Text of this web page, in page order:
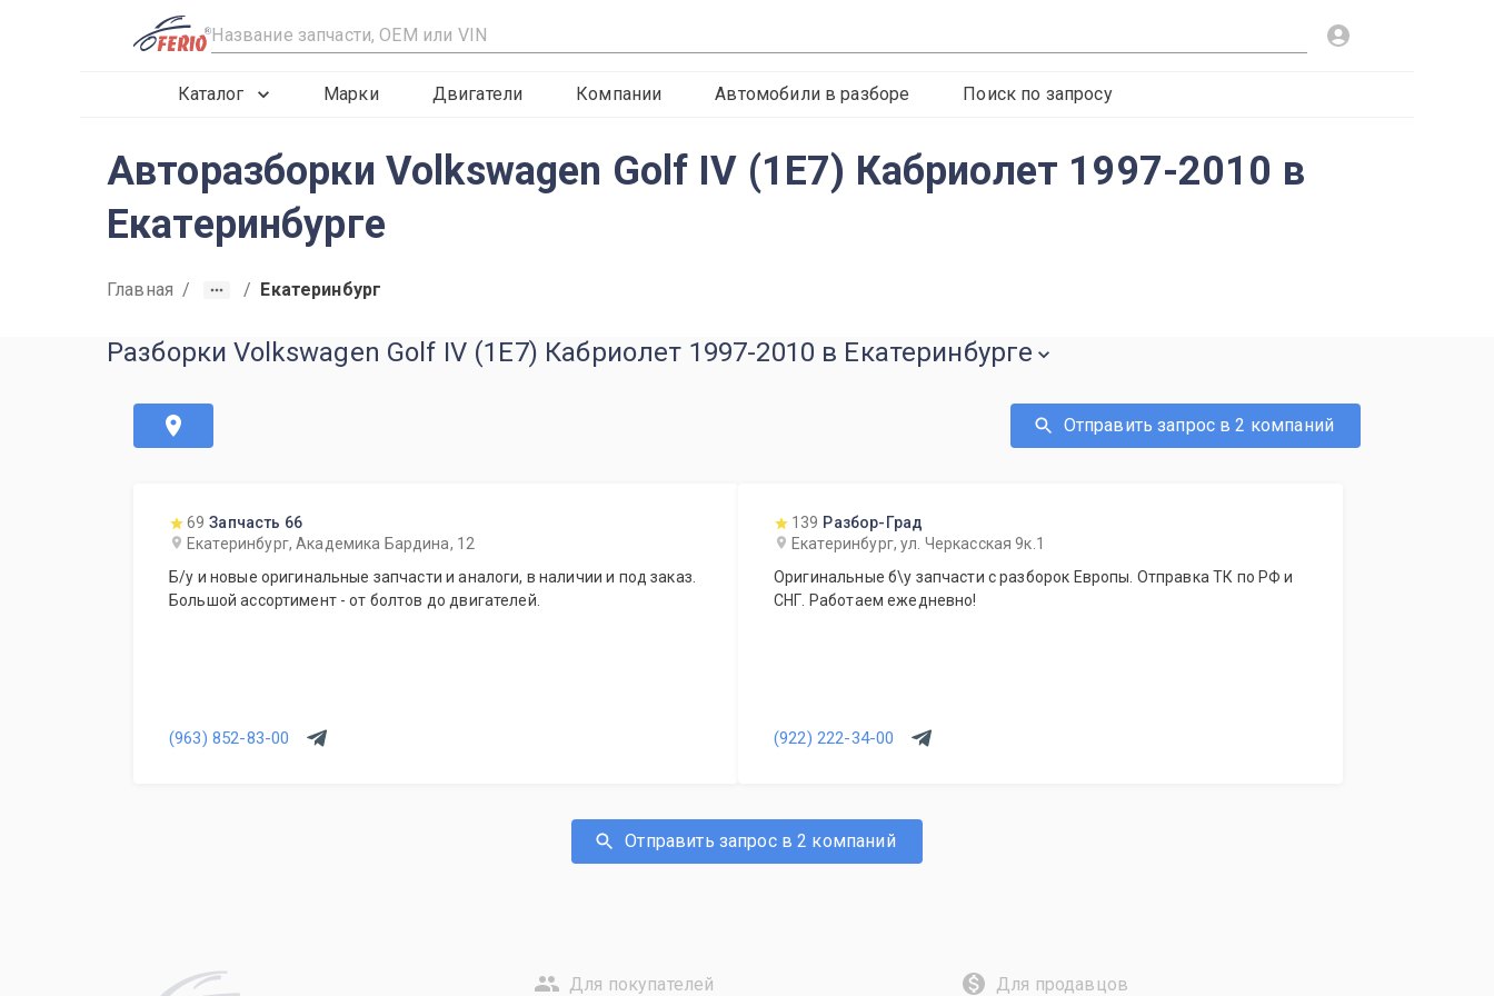
R
Каталог Марки Двигатели Компании Автомобили в разборе Поиск по запросу
Авторазборки Volkswagen Golf IV (1E7) Кабриолет 1997-2010 в
Екатеринбурге
Главная / / Екатеринбург
Разборки Volkswagen Golf IV (1E7) Кабриолет 1997-2010 в Екатеринбурге
Отправить запрос в 2 компаний
69 Запчасть 66
Екатеринбург, Академика Бардина, 12
Б/у и новые оригинальные запчасти и аналоги, в наличии и под заказ.
Большой ассортимент - от болтов до двигателей.
(963) 852-83-00
139 Разбор-Град
Екатеринбург, ул. Черкасская 9к.1
Оригинальные б\у запчасти с разборок Европы. Отправка ТК по РФ и
СНГ. Работаем ежедневно!
(922) 222-34-00
Отправить запрос в 2 компаний
Для покупателей Для продавцов